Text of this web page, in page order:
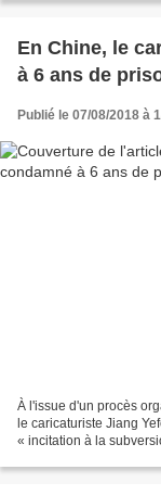
En Chine, le
à 6 ans de
Publié le 07/08/2018 à
À l'issue d'un procès
le caricaturiste Jiang
« incitation à la